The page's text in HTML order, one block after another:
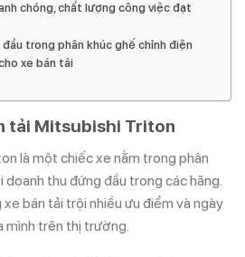
chóng, chất lượng công việc đạt
đầu trong phân khúc ghế chỉnh điện
xe bán tải
tải Mitsubishi Triton
là một chiếc xe nằm trong phân
doanh thu đứng đầu trong các hãng.
bán tải trội nhiều ưu điểm và ngày
mình trên thị trường.